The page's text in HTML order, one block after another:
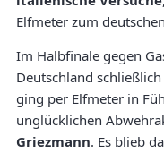
Elfmeter zum
Im Halbfinale gegen
Deutschland
ging per Elfmeter in
unglücklichen
Griezmann. Es blieb